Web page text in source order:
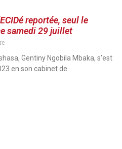
reportée, seul le
samedi 29 juillet
Gentiny Ngobila Mbaka, s’est
en son cabinet de